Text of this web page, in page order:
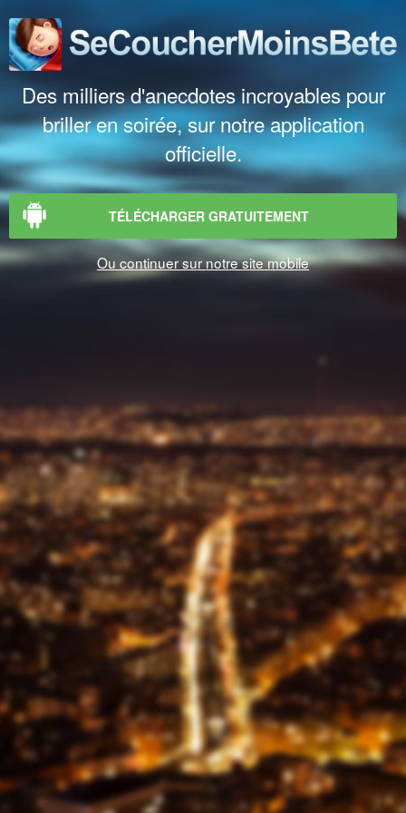
Des milliers d'anecdotes incroyables pour
briller en soirée, sur notre application
officielle.
TÉLÉCHARGER GRATUITEMENT
Ou continuer sur notre site mobile